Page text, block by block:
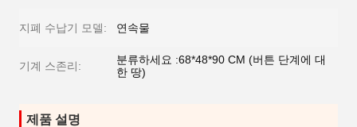
지폐 수납기 모델: 연속물
기계 스존리:
분류하세요 :68*48*90 CM (버튼 단계에 대
한 땅)
제품 설명